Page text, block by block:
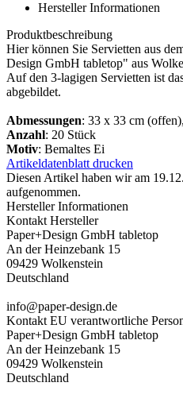
Hersteller Informationen
Produktbeschreibung
Hier können Sie Servietten aus
Design GmbH tabletop" aus
Auf den 3-lagigen Servietten ist
abgebildet.
Abmessungen: 33 x 33 cm
Anzahl: 20 Stück
Motiv: Bemaltes Ei
Artikeldatenblatt drucken
Diesen Artikel haben wir am
aufgenommen.
Hersteller Informationen
Kontakt Hersteller
Paper+Design GmbH tabletop
An der Heinzebank 15
09429 Wolkenstein
Deutschland
info@paper-design.de
Kontakt EU verantwortliche
Paper+Design GmbH tabletop
An der Heinzebank 15
09429 Wolkenstein
Deutschland